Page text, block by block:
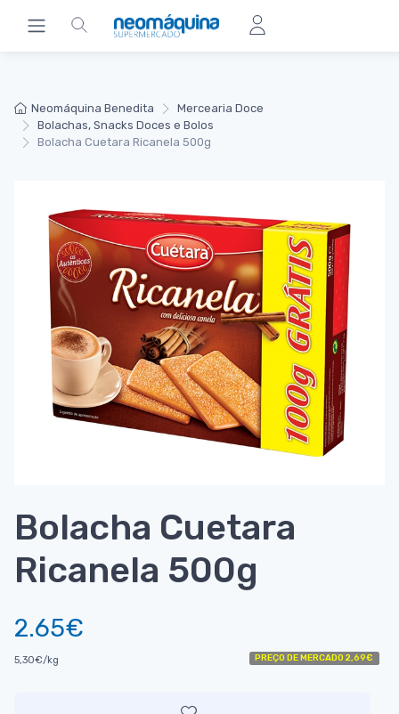
Neomáquina Benedita
Mercearia Doce
Bolachas, Snacks Doces e Bolos
Bolacha Cuetara Ricanela 500g
Bolacha Cuetara
Ricanela 500g
2.65€
5,30€/kg PREÇO DE MERCADO 2,69€